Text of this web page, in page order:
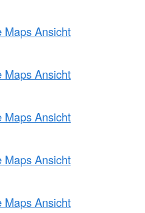
Maps Ansicht
Maps Ansicht
Maps Ansicht
Maps Ansicht
Maps Ansicht